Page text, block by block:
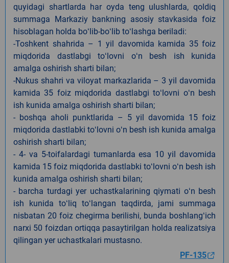
quyidagi shartlarda har oyda teng ulushlarda, qoldiq
summaga Markaziy bankning asosiy stavkasida foiz
hisoblagan holda boʻlib-boʻlib toʻlashga beriladi:
-Toshkent shahrida – 1 yil davomida kamida 35 foiz
miqdorida dastlabgi toʻlovni oʻn besh ish kunida
amalga oshirish sharti bilan;
-Nukus shahri va viloyat markazlarida – 3 yil davomida
kamida 35 foiz miqdorida dastlabgi toʻlovni oʻn besh
ish kunida amalga oshirish sharti bilan;
- boshqa aholi punktlarida – 5 yil davomida 15 foiz
miqdorida dastlabki toʻlovni oʻn besh ish kunida amalga
oshirish sharti bilan;
- 4- va 5-toifalardagi tumanlarda esa 10 yil davomida
kamida 15 foiz miqdorida dastlabki toʻlovni oʻn besh ish
kunida amalga oshirish sharti bilan;
- barcha turdagi yer uchastkalarining qiymati oʻn besh
ish kunida toʻliq toʻlangan taqdirda, jami summaga
nisbatan 20 foiz chegirma berilishi, bunda boshlangʻich
narxi 50 foizdan ortiqqa pasaytirilgan holda realizatsiya
qilingan yer uchastkalari mustasno.
PF-135